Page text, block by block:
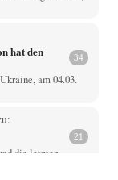
hat den
34
am 04.03.
21
die letzten